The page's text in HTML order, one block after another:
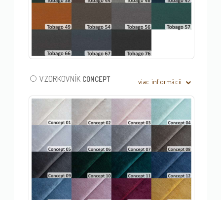
VZORKOVNÍK CONCEPT viac informácii